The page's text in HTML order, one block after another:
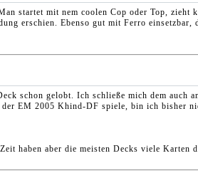
startet mit nem coolen Cop oder Top,
erschien. Ebenso gut mit Ferro
schon gelobt. Ich schließe mich dem auch
EM 2005 Khind-DF spiele, bin ich bisher
haben aber die meisten Decks viele